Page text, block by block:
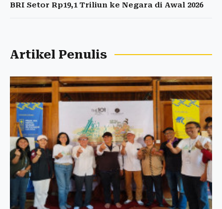
BRI Setor Rp19,1 Triliun ke Negara di Awal 2026
Artikel Penulis